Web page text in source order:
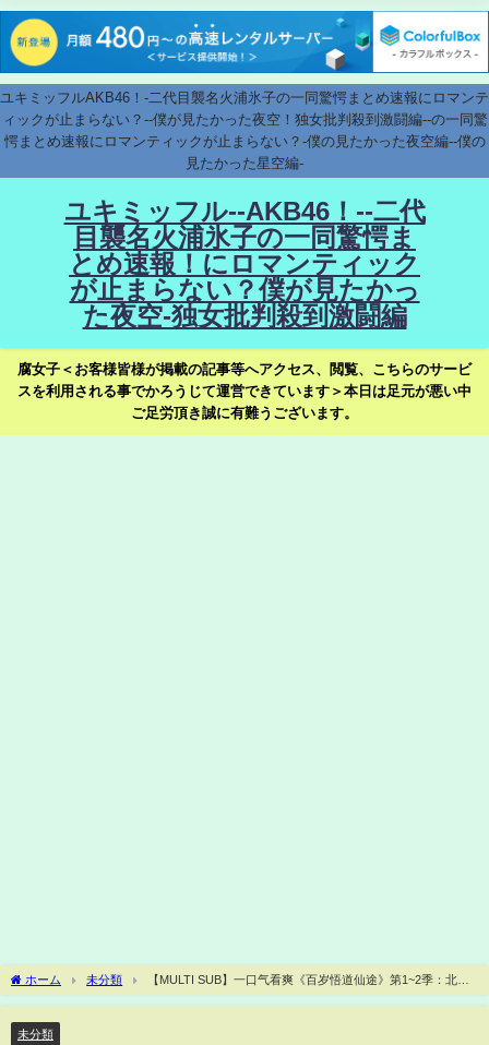
ユキミッフルAKB46！-二代目襲名火浦氷子の一同驚愕まとめ速報にロマンテ
ィックが止まらない？--僕が見たかった夜空！独女批判殺到激闘編--の一同驚
愕まとめ速報にロマンティックが止まらない？-僕の見たかった夜空編--僕の
見たかった星空編-
ユキミッフル--AKB46！--二代
目襲名火浦氷子の一同驚愕ま
とめ速報！にロマンティック
が止まらない？僕が見たかっ
た夜空-独女批判殺到激闘編
腐女子＜お客様皆様が掲載の記事等へアクセス、閲覧、こちらのサービ
スを利用される事でかろうじて運営できています＞本日は足元が悪い中
ご足労頂き誠に有難うございます。
ホーム 未分類
【MULTI SUB】一口气看爽《百岁悟道仙途》第1~2季：北寒
风百岁寿辰将至，测灵玉佩意外激活，暴露万载难遇的顶级天灵根，逆袭开启修仙路。
未分類